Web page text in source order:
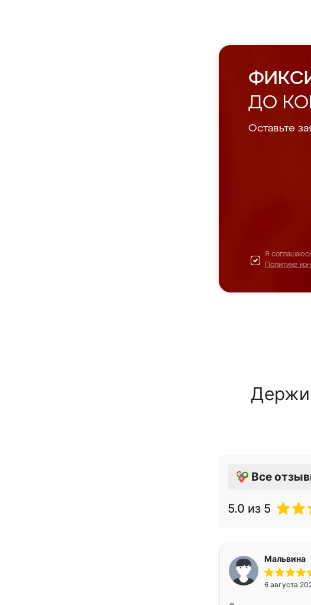
ДО
Оставьте
Я
Политике
Все
5.0 из 5
Мальвина
6 августа